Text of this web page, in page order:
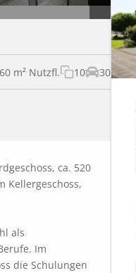
m² Nutzfl. 10 30
ca. 520
Kellergeschoss,
als
Im
die Schulungen